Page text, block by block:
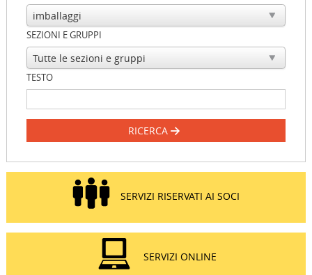
SEZIONI E GRUPPI
TESTO
RICERCA
SERVIZI RISERVATI AI SOCI
SERVIZI ONLINE